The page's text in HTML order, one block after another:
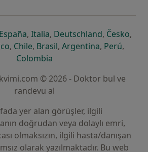
açılır
bir sekmede açılır
Españayeni bir sekmede açılır
, Italiayeni bir sekmede açılır
, Deutschlandyeni bir
, Českoyeni
,
sekmede açılır
yeni bir sekmede açılır
, Chileyeni bir sekmede açılır
, Brasilyeni bir sekmede açılır
, Argentinayeni bir
, Perúyeni
,
Colombia
© 2026 - Doktor bul ve
randevu al
yer alan görüşler, ilgili
doğrudan veya dolaylı emri,
olmaksızın, ilgili hasta/danışan
olarak yazılmaktadır. Bu web